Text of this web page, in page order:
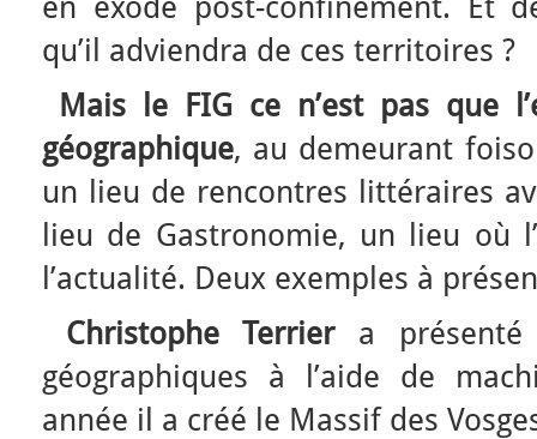
qu’il adviendra de ces territoires ?
Mais le FIG ce n’est pas que
géographique, au demeurant
un lieu de rencontres littéraires
lieu de Gastronomie, un lieu où
l’actualité. Deux exemples à
Christophe Terriera présenté
géographiques à l’aide de
année il a créé le Massif des